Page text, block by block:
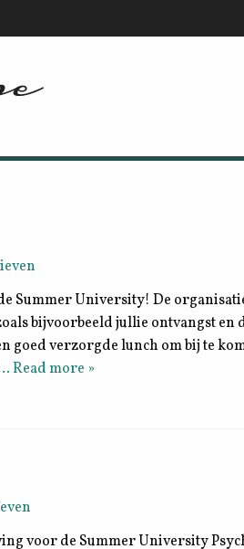
Summer University! De
bijvoorbeeld jullie ontvangst en
goed verzorgde lunch om bij te
Read more »
voor de Summer University